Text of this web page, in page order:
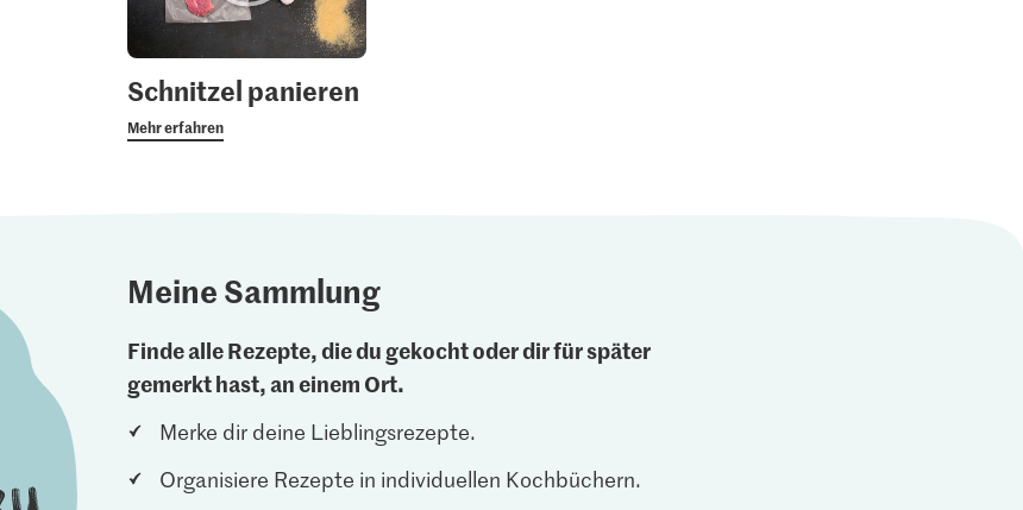
Schnitzel panieren
Mehr erfahren
Meine Sammlung
Finde alle Rezepte, die du gekocht oder dir für später
gemerkt hast, an einem Ort.
Merke dir deine Lieblingsrezepte.
Organisiere Rezepte in individuellen Kochbüchern.